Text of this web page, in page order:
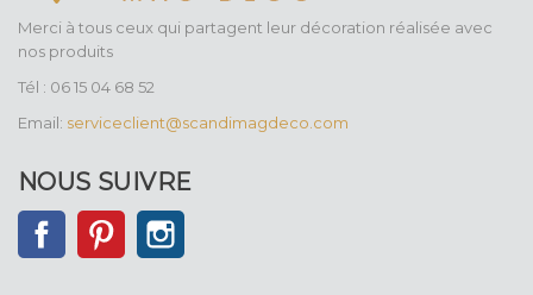
Merci à tous ceux qui partagent leur décoration réalisée avec
nos produits
Tél : 06 15 04 68 52
Email: serviceclient@scandimagdeco.com
NOUS SUIVRE
FacebookPinterest